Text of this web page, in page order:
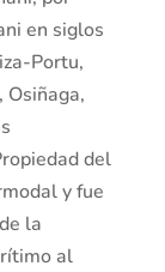
en siglos
Portu,
Osiñaga,
del
y fue
la
al